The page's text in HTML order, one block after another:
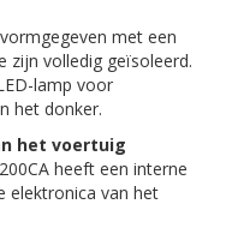
met een
zijn volledig geïsoleerd.
lamp voor
het donker.
het voertuig
heeft een interne
elektronica van het